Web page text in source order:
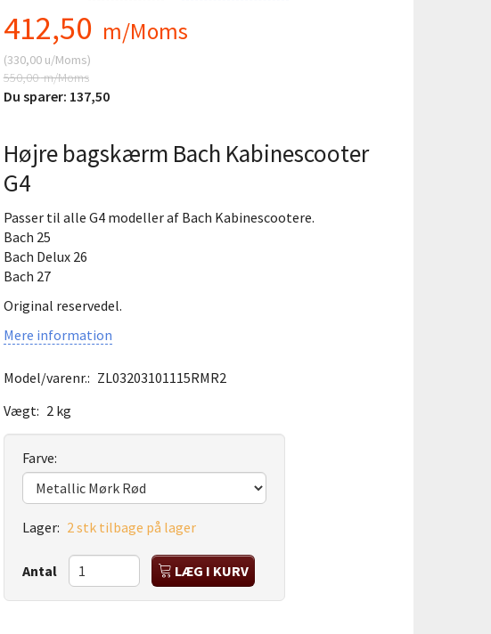
412,50 m/Moms
(330,00u/Moms)
550,00m/Moms
Du sparer: 137,50
Højre bagskærm Bach Kabinescooter
G4
Passer til alle G4 modeller af Bach Kabinescootere.
Bach 25
Bach Delux 26
Bach 27
Original reservedel.
Mere information
Model/varenr.: ZL03203101115RMR2
Vægt: 2 kg
Farve:
Lager: 2 stk tilbage på lager
Antal LÆG I KURV